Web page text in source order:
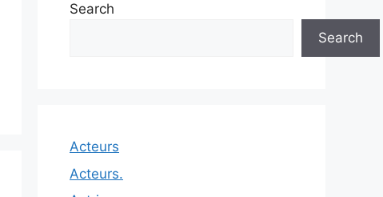
Search
Search
Acteurs
Acteurs.